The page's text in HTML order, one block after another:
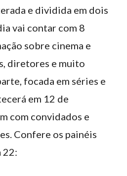
e dividida em dois
vai contar com 8
sobre cinema e
diretores e muito
focada em séries e
em 12 de
com convidados e
Confere os painéis
22: